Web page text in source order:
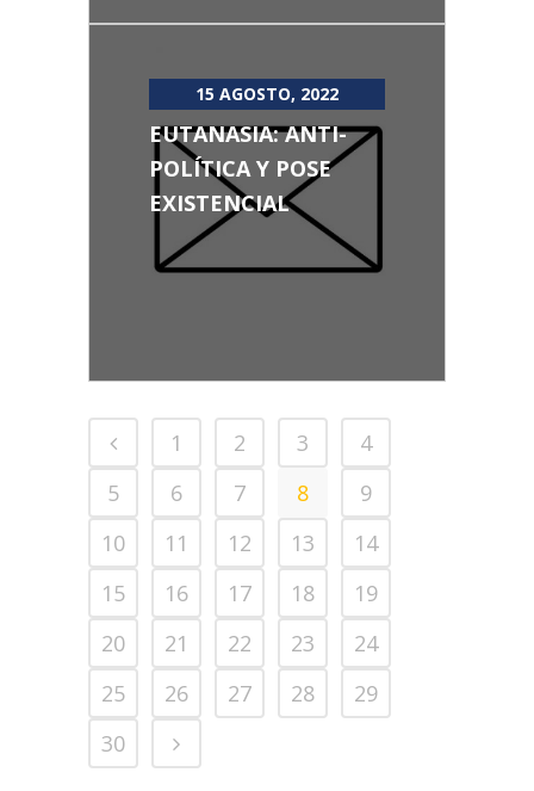
15 AGOSTO, 2022
EUTANASIA: ANTI-
POLÍTICA Y POSE
EXISTENCIAL
1 2 3
4
5
6 7 8
9
10
11 12 13
14
15
16 17 18
19
20
21 22 23
24
25
26 27 28
29
30